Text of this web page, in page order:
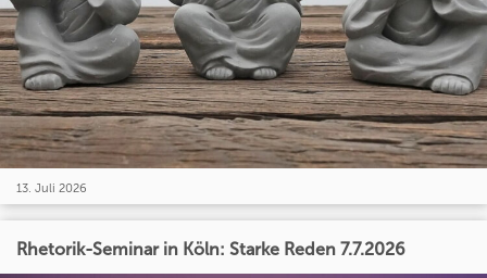
13. Juli 2026
Rhetorik-Seminar in Köln: Starke Reden 7.7.2026